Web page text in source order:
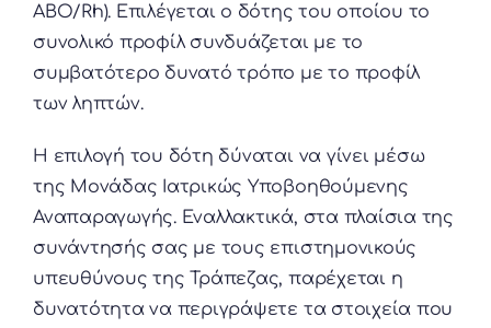
ΑΒΟ/Rh). Επιλέγεται ο δότης του οποίου το
συνολικό προφίλ συνδυάζεται με το
συμβατότερο δυνατό τρόπο με το προφίλ
των ληπτών.
Η επιλογή του δότη δύναται να γίνει μέσω
της Μονάδας Ιατρικώς Υποβοηθούμενης
Αναπαραγωγής. Εναλλακτικά, στα πλαίσια της
συνάντησής σας με τους επιστημονικούς
υπευθύνους της Τράπεζας, παρέχεται η
δυνατότητα να περιγράψετε τα στοιχεία που